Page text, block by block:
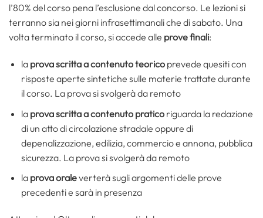
l’80% del corso pena l’esclusione dal concorso. Le lezioni si
terranno sia nei giorni infrasettimanali che di sabato. Una
volta terminato il corso, si accede alle prove finali:
laprova scritta a contenuto teoricoprevede quesiti con
risposte aperte sintetiche sulle materie trattate durante
il corso. La prova si svolgerà da remoto
laprova scritta a contenuto praticoriguarda la redazione
di un atto di circolazione stradale oppure di
depenalizzazione, edilizia, commercio e annona, pubblica
sicurezza. La prova si svolgerà da remoto
laprova oraleverterà sugli argomenti delle prove
precedenti e sarà in presenza